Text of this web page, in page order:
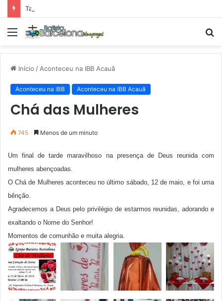
Tarde Animada – Luz do Mundo
Menu
Início / Aconteceu na IBB Acauã
Aconteceu na IBB Aconteceu na IBB Acauã
Chá das Mulheres
745 Menos de um minuto
Um final de tarde maravilhoso na presença de Deus reunida com
mulheres abençoadas.
O Chá de Mulheres aconteceu no último sábado, 12 de maio, e foi uma
bênção.
Agradecemos a Deus pelo privilégio de estarmos reunidas, adorando e
exaltando o Nome do Senhor!
Momentos de comunhão e muita alegria.